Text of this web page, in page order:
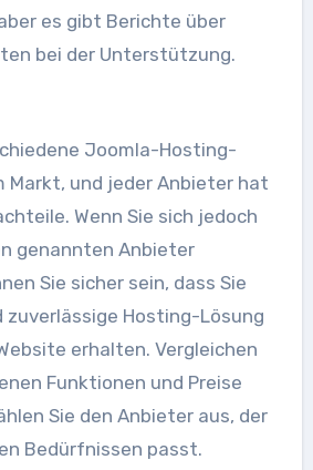
es gibt Berichte über
bei der Unterstützung.
Joomla-Hosting-
Markt, und jeder Anbieter hat
Wenn Sie sich jedoch
genannten Anbieter
Sie sicher sein, dass Sie
zuverlässige Hosting-Lösung
erhalten. Vergleichen
Funktionen und Preise
Sie den Anbieter aus, der
Bedürfnissen passt.